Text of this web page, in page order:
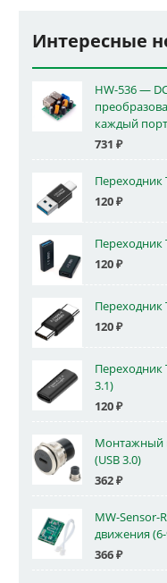
Интересные
HW-536 —
каждый
731 ₽
Переходник
120₽
Переходник
120₽
Переходник
120₽
Переходник
3.1)
120₽
Монтажный
(USB 3.0)
362₽
MW-Sensor-
движения
366₽